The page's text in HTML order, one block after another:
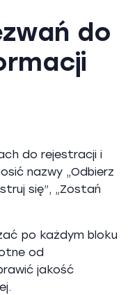
do
do rejestracji i
nazwy „Odbierz
się”, „Zostań
po każdym bloku
od
jakość